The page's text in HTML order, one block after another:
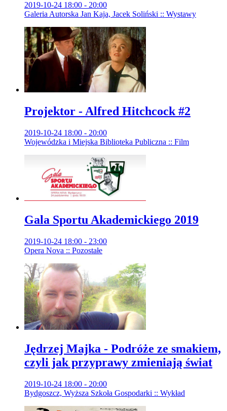
2019-10-24 18:00 - 20:00
Galeria Autorska Jan Kaja, Jacek Soliński :: Wystawy
Projektor - Alfred Hitchcock #2
2019-10-24 18:00 - 20:00
Wojewódzka i Miejska Biblioteka Publiczna :: Film
Gala Sportu Akademickiego 2019
2019-10-24 18:00 - 23:00
Opera Nova :: Pozostałe
Jędrzej Majka - Podróże ze smakiem,
czyli jak przyprawy zmieniają świat
2019-10-24 18:00 - 20:00
Bydgoszcz, Wyższa Szkoła Gospodarki :: Wykład